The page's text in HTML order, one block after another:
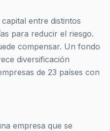
entre distintos
para reducir el riesgo.
compensar. Un fondo
diversificación
de 23 países con
empresa que se